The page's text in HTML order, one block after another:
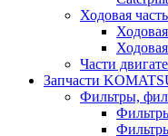
Ходовая
Части
Запчасти
Фильтры,